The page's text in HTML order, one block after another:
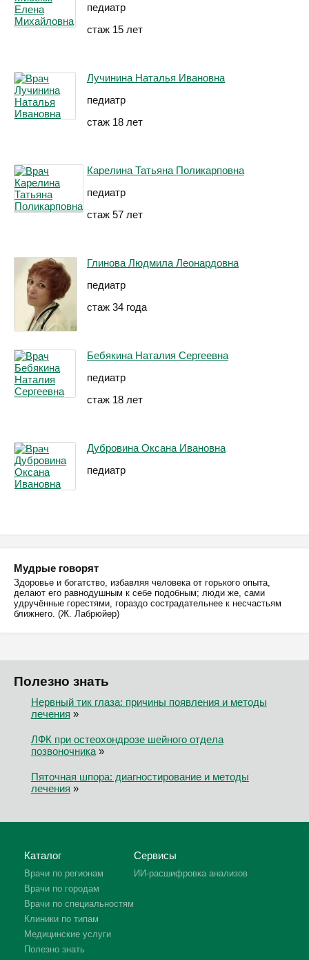
педиатр
стаж 15 лет
Лучинина Наталья Ивановна
педиатр
стаж 18 лет
Карелина Татьяна Поликарповна
педиатр
стаж 57 лет
Глинова Людмила Леонардовна
педиатр
стаж 34 года
Бебякина Наталия Сергеевна
педиатр
стаж 18 лет
Дубровина Оксана Ивановна
педиатр
Мудрые говорят
Здоровье и богатство, избавляя человека от горького опыта,
делают его равнодушным к себе подобным; люди же, сами
удручённые горестями, гораздо сострадательнее к несчастьям
ближнего. (Ж. Лабрюйер)
Полезно знать
Нервный тик глаза: причины появления и методы
лечения »
ЛФК при остеохондрозе шейного отдела
позвоночника»
Пяточная шпора: диагностирование и методы
лечения »
Каталог
Врачи по регионам
Врачи по городам
Врачи по специальностям
Клиники по типам
Медицинские услуги
Полезно знать
Сервисы
ИИ-расшифровка анализов